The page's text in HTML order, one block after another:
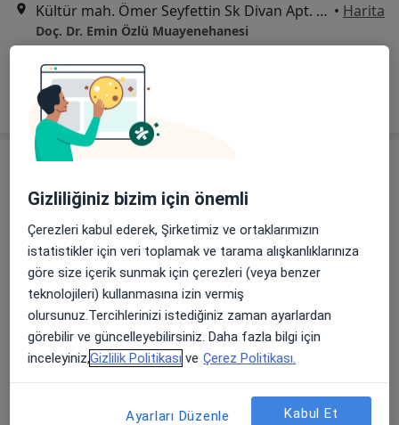
Kültür mah. Ömer Seyfettin Sk Divan Apt. No:6 Kat:2 Daire:3, Düzce • Harita
Doç. Dr. Emin Özlü Muayenehanesi
Randevu talep et
Özel Düzce Çağsu Hastanesi
İç hastalıkları, Kardiyoloji, Göğüs hastalıkları·Daha fazla
32 görüş
Gizliliğiniz bizim için önemli
Çerezleri kabul ederek, Şirketimiz ve ortaklarımızın
istatistikler için veri toplamak ve tarama alışkanlıklarınıza
göre size içerik sunmak için çerezleri (veya benzer
teknolojileri) kullanmasına izin vermiş
olursunuz.Tercihlerinizi istediğiniz zaman ayarlardan
görebilir ve güncelleyebilirsiniz. Daha fazla bilgi için
inceleyiniz,Gizlilik Politikası ve Çerez Politikası.
Ayarları Düzenle Kabul Et